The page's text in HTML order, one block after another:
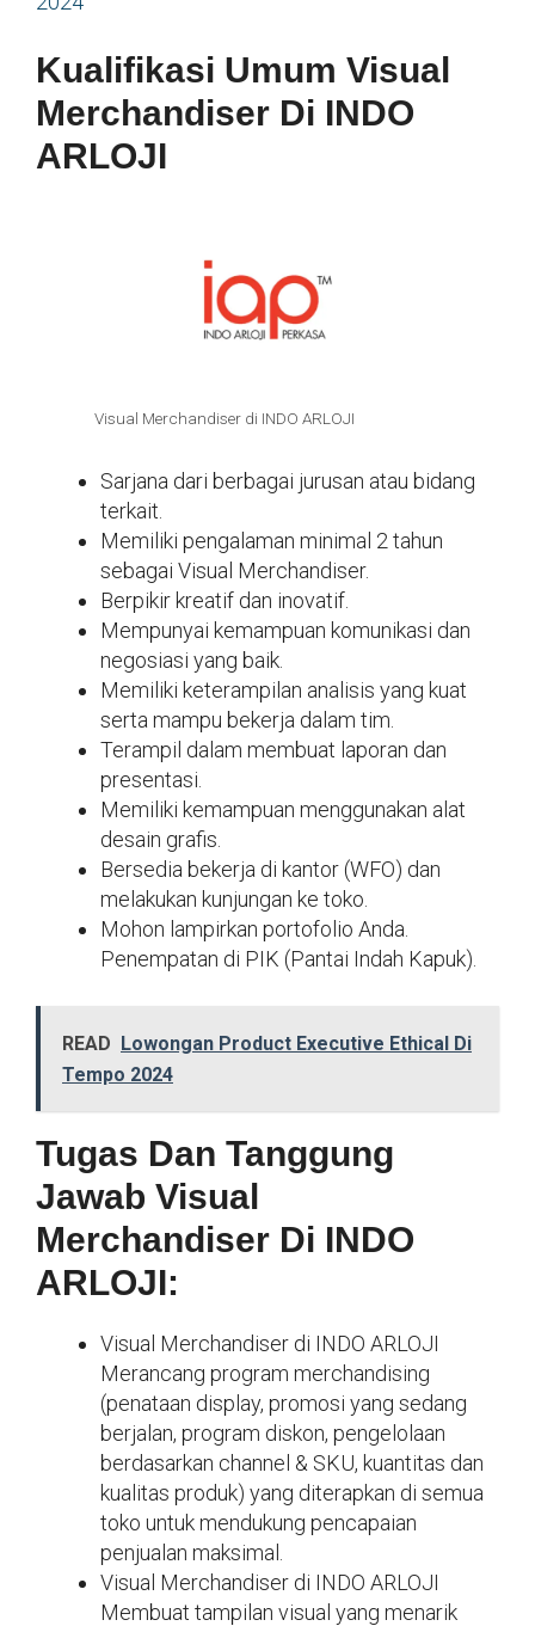
Kualifikasi Umum Visual
Merchandiser Di INDO
ARLOJI
Visual Merchandiser di INDO ARLOJI
Sarjana dari berbagai jurusan atau bidang
terkait.
Memiliki pengalaman minimal 2 tahun
sebagai Visual Merchandiser.
Berpikir kreatif dan inovatif.
Mempunyai kemampuan komunikasi dan
negosiasi yang baik.
Memiliki keterampilan analisis yang kuat
serta mampu bekerja dalam tim.
Terampil dalam membuat laporan dan
presentasi.
Memiliki kemampuan menggunakan alat
desain grafis.
Bersedia bekerja di kantor (WFO) dan
melakukan kunjungan ke toko.
Mohon lampirkan portofolio Anda.
Penempatan di PIK (Pantai Indah Kapuk).
READ Lowongan Product Executive Ethical Di
Tempo 2024
Tugas Dan Tanggung
Jawab Visual
Merchandiser Di INDO
ARLOJI:
Visual Merchandiser di INDO ARLOJI
Merancang program merchandising
(penataan display, promosi yang sedang
berjalan, program diskon, pengelolaan
berdasarkan channel & SKU, kuantitas dan
kualitas produk) yang diterapkan di semua
toko untuk mendukung pencapaian
penjualan maksimal.
Visual Merchandiser di INDO ARLOJI
Membuat tampilan visual yang menarik